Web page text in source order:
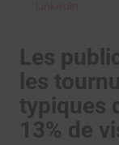
Les
les
typiques
13% de